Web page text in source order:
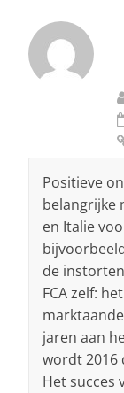
Positieve
belangrijke
en Italie
de
FCA zelf:
jaren aan
wordt 2016
Het succes